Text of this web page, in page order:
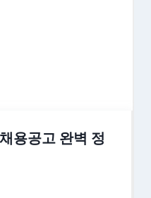
용공고 완벽 정